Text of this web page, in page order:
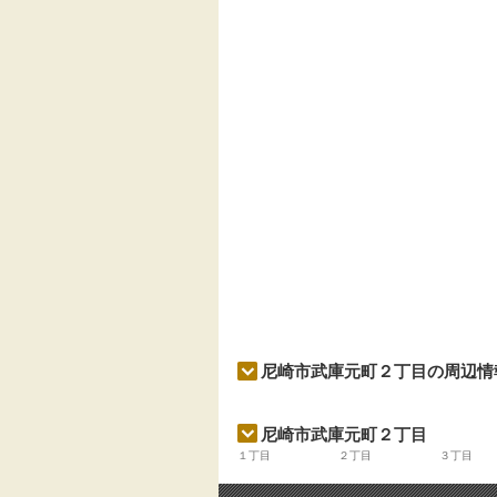
尼崎市武庫元町２丁目の周辺情
尼崎市武庫元町２丁目
１丁目 ２丁目 ３丁目